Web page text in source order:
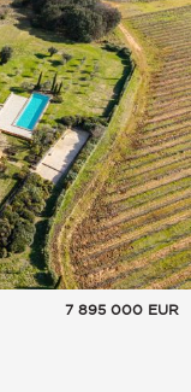
7 895 000 EUR